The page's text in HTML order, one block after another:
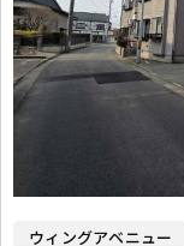
ウィングアベニュー